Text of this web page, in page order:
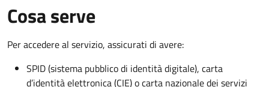
Cosa serve
Per accedere al servizio, assicurati di avere:
SPID (sistema pubblico di identità digitale), carta
d’identità elettronica (CIE) o carta nazionale dei servizi